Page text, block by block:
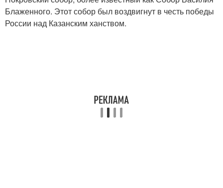
Блаженного. Этот собор был воздвигнут в честь победы
России над Казанским ханством.